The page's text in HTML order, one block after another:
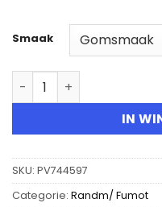
Smaak
Fumot Shisha 10000
IN
SKU: PV744597
Categorie: Randm/ Fumot